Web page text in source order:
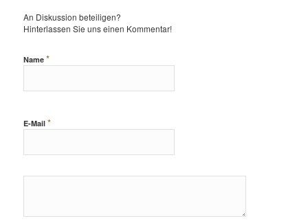
An Diskussion beteiligen?
Hinterlassen Sie uns einen Kommentar!
Name *
E-Mail *